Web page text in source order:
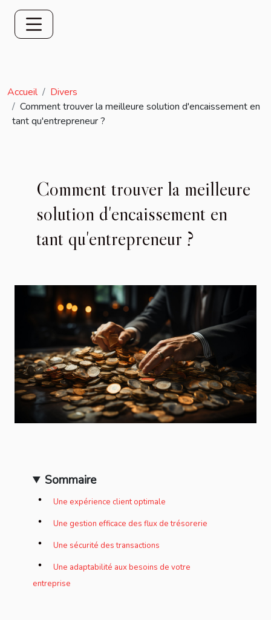
Accueil
Divers
Comment trouver la meilleure solution d'encaissement en
tant qu'entrepreneur ?
Comment trouver la meilleure
solution d'encaissement en
tant qu'entrepreneur ?
Sommaire
Une expérience client optimale
Une gestion efficace des flux de trésorerie
Une sécurité des transactions
Une adaptabilité aux besoins de votre
entreprise